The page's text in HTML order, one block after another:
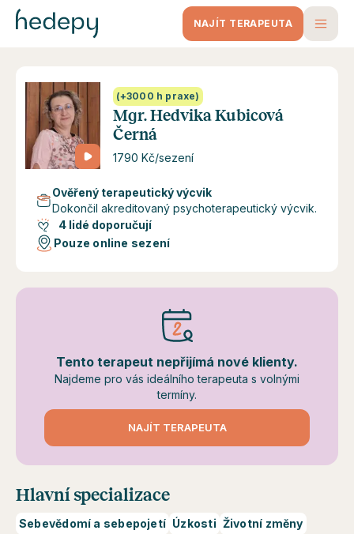
NAJÍT TERAPEUTA
(+3000 h praxe)
Mgr. Hedvika Kubicová
Černá
1790 Kč/sezení
Ověřený terapeutický výcvik
Dokončil akreditovaný psychoterapeutický výcvik.
4 lidé doporučují
Pouze online sezení
Tento terapeut nepřijímá nové klienty.
Najdeme pro vás ideálního terapeuta s volnými
termíny.
NAJÍT TERAPEUTA
Hlavní specializace
Sebevědomí a sebepojetí Úzkosti Životní změny